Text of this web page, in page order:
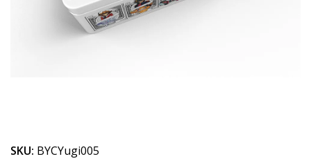
SKU: BYCYugi005